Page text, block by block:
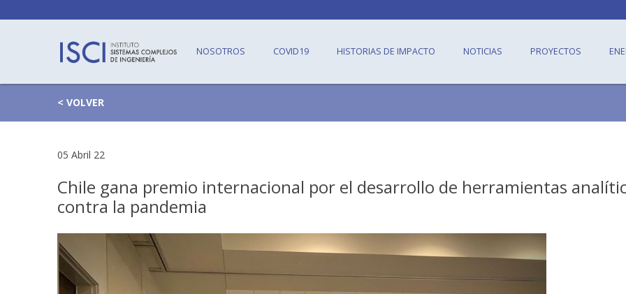
NOSOTROS COVID19 HISTORIAS DE IMPACTO NOTICIAS PROYECTOS
< VOLVER
05 Abril 22
Chile gana premio internacional por el desarrollo de herramientas
contra la pandemia